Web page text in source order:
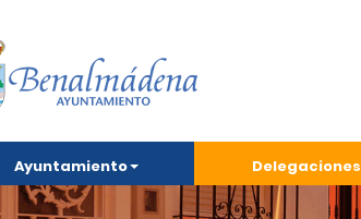
Ayuntamiento Delegaciones